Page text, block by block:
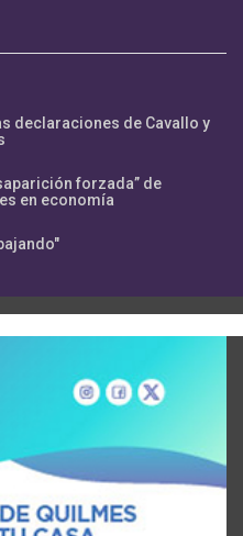
declaraciones de Cavallo y
forzada” de
en economía